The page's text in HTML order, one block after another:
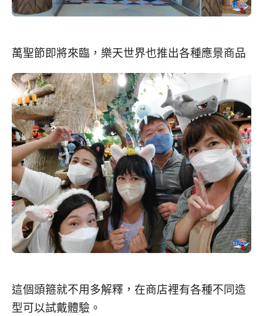
萬聖節即將來臨，樂天世界也推出各種應景商品
這個頭箍就不用多解釋，在商店裡有各種不同造
型可以試戴體驗。